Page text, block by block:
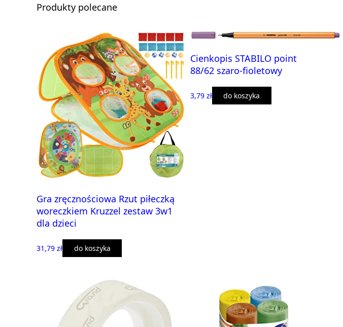
Produkty polecane
Gra zręcznościowa Rzut piłeczką
woreczkiem Kruzzel zestaw 3w1
dla dzieci
31,79 zł do koszyka
Cienkopis STABILO point
88/62 szaro-fioletowy
3,79 zł do koszyka